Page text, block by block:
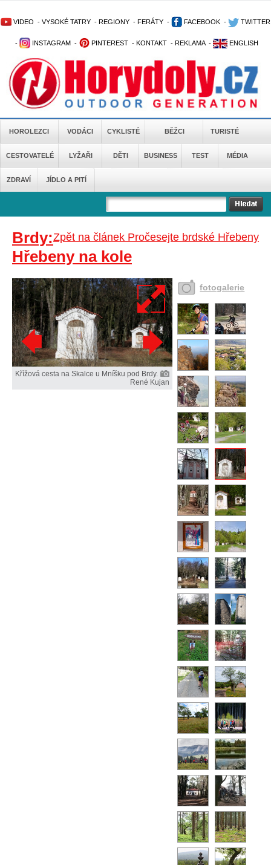
VIDEO - VYSOKÉ TATRY - REGIONY - FERÁTY - FACEBOOK - TWITTER
- INSTAGRAM - PINTEREST - KONTAKT - REKLAMA - ENGLISH
HOROLEZCI VODÁCI CYKLISTÉ BĚŽCI TURISTÉ
CESTOVATELÉ LYŽAŘI DĚTI BUSINESS TEST MÉDIA
ZDRAVÍ JÍDLO A PITÍ
Zpět na článek Pročesejte brdské Hřebeny
Brdy:
Hřebeny na kole
Křížová cesta na Skalce u Mníšku pod Brdy.
René Kujan
fotogalerie